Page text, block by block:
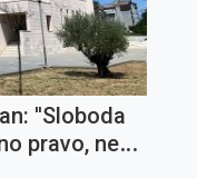
''Sloboda
pravo, nego